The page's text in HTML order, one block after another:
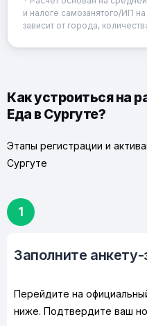
и налоге самозанятого/ИП
зависит от города,
Как устроиться на
Еда в Сургуте?
Этапы регистрации и
Сургуте
1
Заполните анкету-
Перейдите на
ниже. Подтвердите ваш